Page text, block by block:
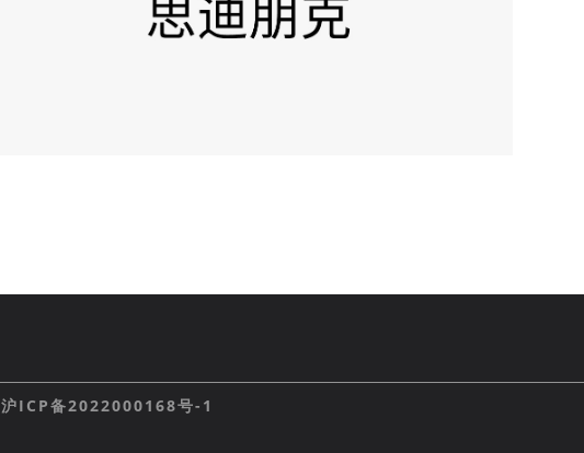
沪ICP备2022000168号-1